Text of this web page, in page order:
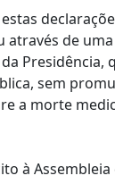
através de
Presidência,
sem
a morte
à